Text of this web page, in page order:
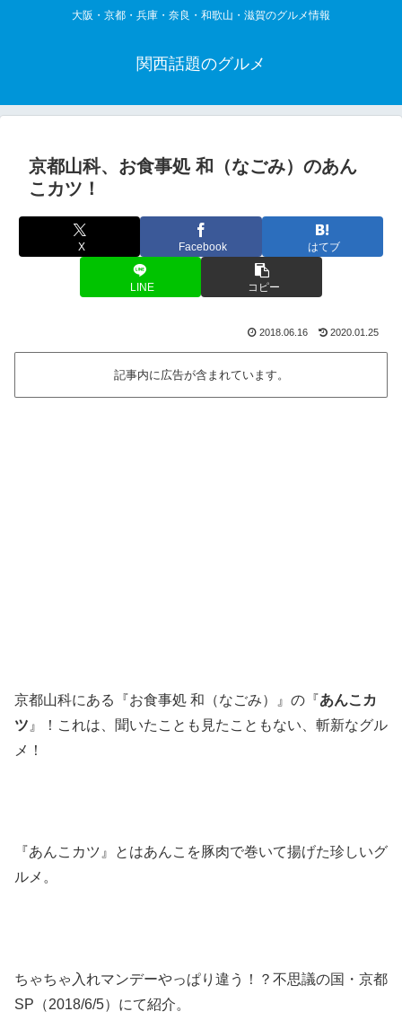
大阪・京都・兵庫・奈良・和歌山・滋賀のグルメ情報
関西話題のグルメ
京都山科、お食事処 和（なごみ）のあん
こカツ！
X Facebook はてブ
LINE コピー
2018.06.16 2020.01.25
記事内に広告が含まれています。
京都山科にある『お食事処 和（なごみ）』の『あんこカ
ツ 』！これは、聞いたことも見たこともない、斬新なグル
メ！
『あんこカツ』とはあんこを豚肉で巻いて揚げた珍しいグ
ルメ。
ちゃちゃ入れマンデーやっぱり違う！？不思議の国・京都
SP（2018/6/5）にて紹介。